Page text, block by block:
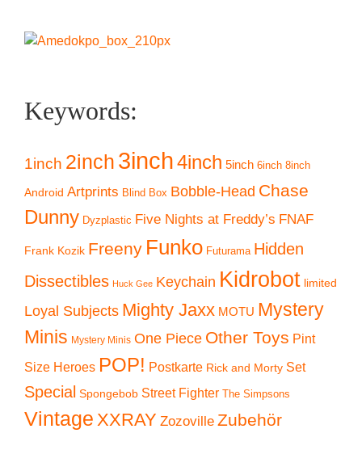
Keywords:
1inch 2inch 3inch4inch 5inch 6inch 8inch
Android Artprints Blind Box Bobble-Head Chase
Dunny Dyzplastic Five Nights at Freddy’s FNAF
Frank Kozik Freeny Funko Futurama Hidden
Dissectibles Huck Gee Keychain Kidrobot limited
Loyal Subjects Mighty Jaxx MOTU Mystery
Minis Mystery Minis One Piece Other Toys Pint
Size Heroes POP! Postkarte Rick and Morty Set
Special Spongebob Street Fighter The Simpsons
Vintage XXRAY Zozoville Zubehör